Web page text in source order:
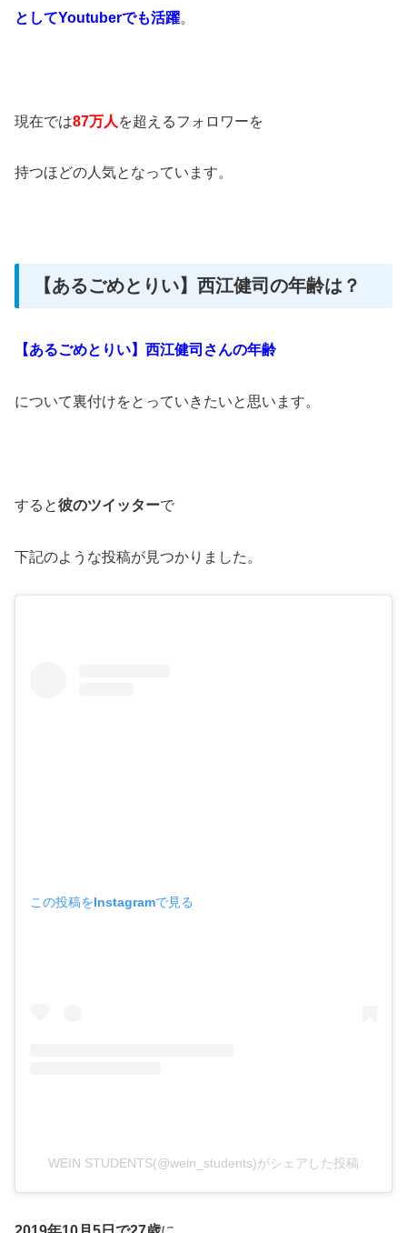
としてYoutuberでも活躍。
現在では87万人 を超えるフォロワーを
持つほどの人気となっています。
【あるごめとりい】西江健司の年齢は？
【あるごめとりい】西江健司さんの年齢
について裏付けをとっていきたいと思います。
すると彼のツイッターで
下記のような投稿が見つかりました。
この投稿をInstagramで見る
WEIN STUDENTS(@wein_students)がシェアした投稿